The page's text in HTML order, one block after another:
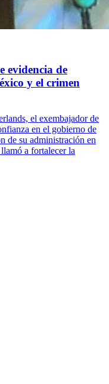
evidencia de
y el crimen
el exembajador de
en el gobierno de
de su administración en
a fortalecer la